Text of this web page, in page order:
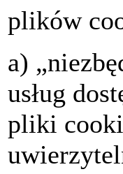
plików
a)
usług
pliki